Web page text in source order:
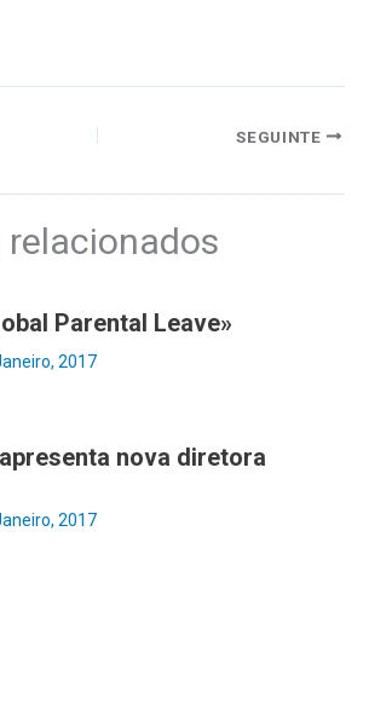
SEGUINTE
Parental Leave»
2017
nova diretora
2017